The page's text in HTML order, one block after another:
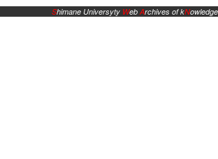
Shimane Universyty WebArchives of kNowledge